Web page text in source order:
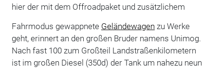
hier der mit dem Offroadpaket und zusätzlichem
Fahrmodus gewappnete Geländewagen zu Werke
geht, erinnert an den großen Bruder namens Unimog.
Nach fast 100 zum Großteil Landstraßenkilometern
ist im großen Diesel (350d) der Tank um nahezu neun